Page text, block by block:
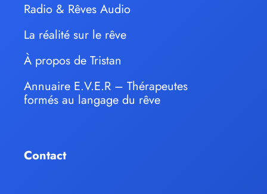
Radio & Rêves Audio
La réalité sur le rêve
À propos de Tristan
Annuaire E.V.E.R – Thérapeutes
formés au langage du rêve
Contact